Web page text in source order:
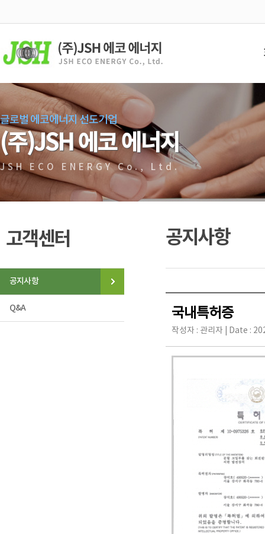
글로벌 에코에너지 선도기업
(주)JSH 에코 에너지
JSH ECO ENERGY Co., Ltd.
고객센터
공지사항
Q&A
공지사항
국내특허증
작성자 : 관리자 | Date :